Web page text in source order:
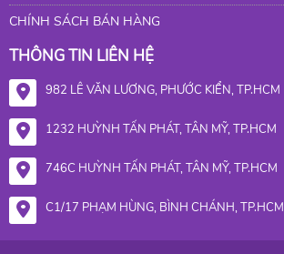
CHÍNH SÁCH BÁN HÀNG
THÔNG TIN LIÊN HỆ
982 LÊ VĂN LƯƠNG, PHƯỚC KIỂN, TP.HCM
1232 HUỲNH TẤN PHÁT, TÂN MỸ, TP.HCM
746C HUỲNH TẤN PHÁT, TÂN MỸ, TP.HCM
C1/17 PHẠM HÙNG, BÌNH CHÁNH, TP.HCM